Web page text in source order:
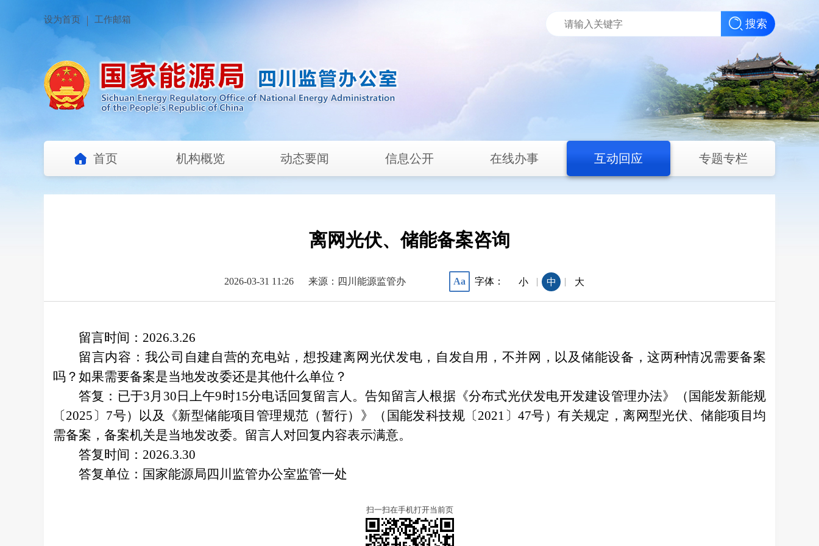
设为首页 工作邮箱 搜索
首页 机构概览 动态要闻 信息公开 在线办事 互动回应 专题专栏
离网光伏、储能备案咨询
2026-03-31 11:26 来源：四川能源监管办 Aa 字体： 小 | 中 | 大
留言时间：2026.3.26
留言内容：我公司自建自营的充电站，想投建离网光伏发电，自发自用，不并网，以及储能设备，这两种情况需要备案
吗？如果需要备案是当地发改委还是其他什么单位？
答复： 已于3月30日上午9时15分电话回复留言人。告知留言人根据《分布式光伏发电开发建设管理办法》（国能发新能规
〔2025〕7号）以及《新型储能项目管理规范（暂行）》（国能发科技规〔2021〕47号）有关规定，离网型光伏、储能项目均
需备案，备案机关是当地发改委。留言人对回复内容表示满意。
答复时间：2026.3.30
答复单位：国家能源局四川监管办公室监管一处
扫一扫在手机打开当前页